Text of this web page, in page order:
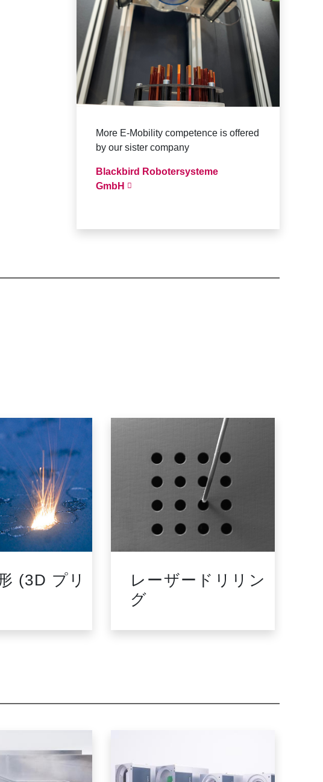
More E-Mobility competence is offered
by our sister company
Blackbird Robotersysteme
GmbH
(3D プリ
レーザードリリン
グ